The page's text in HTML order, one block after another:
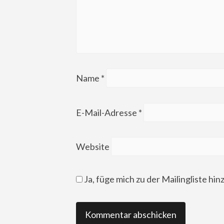
Name *
E-Mail-Adresse *
Website
Ja, füge mich zu der Mailingliste